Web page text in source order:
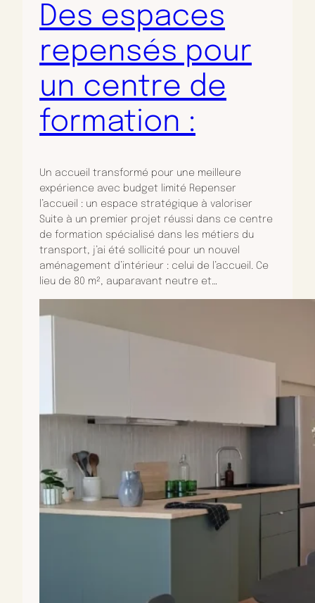
Des espaces
repensés pour
un centre de
formation :
Un accueil transformé pour une meilleure
expérience avec budget limité Repenser
l’accueil : un espace stratégique à valoriser
Suite à un premier projet réussi dans ce centre
de formation spécialisé dans les métiers du
transport, j’ai été sollicité pour un nouvel
aménagement d’intérieur : celui de l’accueil. Ce
lieu de 80 m², auparavant neutre et…